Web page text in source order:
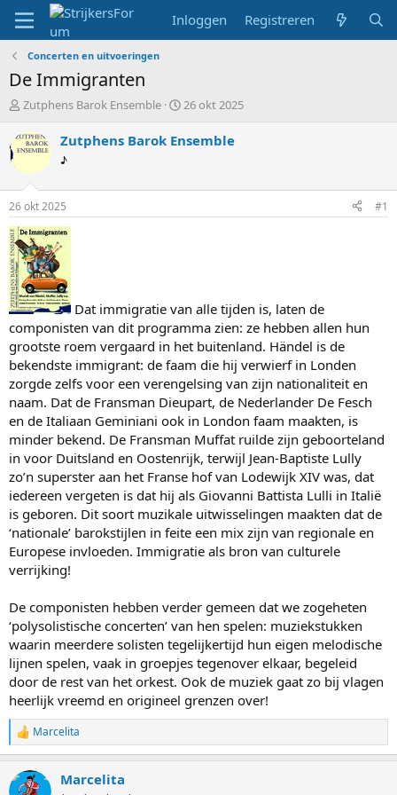
Inloggen Registreren
Concerten en uitvoeringen
De Immigranten
T
p
i
s
a
r
t
e
r
Zutphens Barok Ensemble
S
a
t
26 okt 2025
Zutphens Barok Ensemble
♪
26 okt 2025 #1
Dat immigratie van alle tijden is, laten de
componisten van dit programma zien: ze hebben allen hun
grootste roem vergaard in het buitenland. Händel is de
bekendste immigrant: de faam die hij verwierf in Londen
zorgde zelfs voor een verengelsing van zijn nationaliteit en
naam. Dat de Fransman Dieupart, de Nederlander De Fesch
en de Italiaan Geminiani ook in London faam maakten, is
minder bekend. De Fransman Muffat ruilde zijn geboorteland
in voor Duitsland en Oostenrijk, terwijl Jean-Baptiste Lully
zo’n superster aan het Franse hof van Lodewijk XIV was, dat
iedereen vergeten is dat hij als Giovanni Battista Lulli in Italië
is geboren. Dit soort muzikale uitwisselingen maakten dat de
‘nationale’ barokstijlen in feite een mix zijn van regionale en
Europese invloeden. Immigratie als bron van culturele
verrijking!
De componisten hebben verder gemeen dat we zogeheten
‘polysolistische concerten’ van hen spelen: muziekstukken
waarin meerdere solisten tegelijkertijd hun eigen melodische
lijnen spelen, vaak in groepjes tegenover elkaar, begeleid
door de rest van het orkest. Ook de muziek gaat zo bij vlagen
heerlijk vreemd en origineel grenzen over!
W
a
r
Marcelita
Marcelita